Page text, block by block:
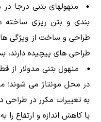
منهولهای بتنی درجا
بندی و بتن ریزی ساخته
طراحی و ساخت از ویژگی
طراحی های پیچیده دارند،
منهول بتنی مدولار
در محل مونتاژ می شوند؛
به تغییرات مکرر در طراحی
یا کاهش اندازه و ارتفاع را